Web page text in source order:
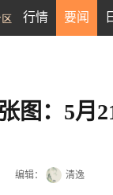
行情 要闻
图：5月
编辑： 清逸